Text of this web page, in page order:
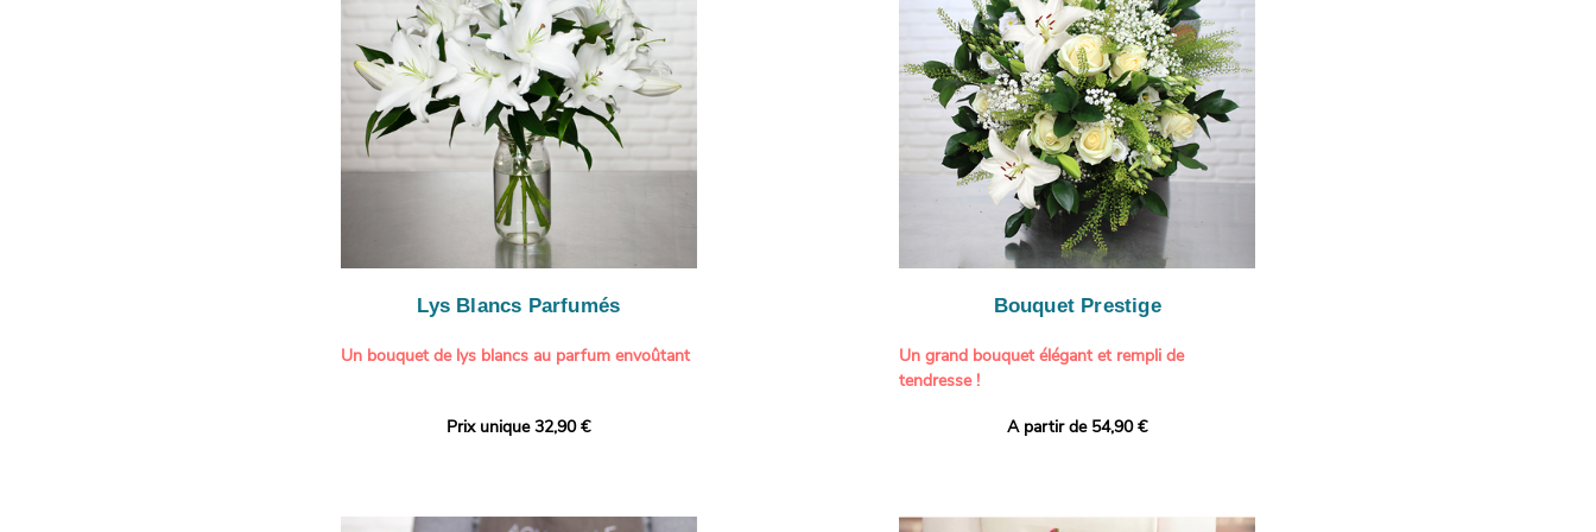
- Gâter un proche pour son anniversaire
- Célébrer une occasion spéciale
- Faire plaisir à un amateur d'art et de peinture
- Exprimer une atmosphère méditerranéenne et
colorée dans votre intérieur.
Tableau : Paul Signac,Vue de Saint-Tropez,
coucher de soleil au bois de pins, 1888
Crédits photo :classicpaintings / Alamy Stock
particulière à un proche.
Il contient :
- Des hortensias colorés (les couleurs peuvent
varier selon l’arrivage)
- Des fleurs à grosse tête, au charme intemporel
À offrir pour :
- Célébrer un anniversaire
- Remercier avec panache
- Apporter une touche florale à une maison de
Lys Blancs Parfumés
Un bouquet de lys blancs au parfum envoûtant
élégante composition de lys blancs signée
Prix unique 32,90 €
Bouquet Prestige
Un grand bouquet élégant et rempli de
tendresse !
Offrez un instant de douceur avec ce bouquet
A partir de 54,90 €